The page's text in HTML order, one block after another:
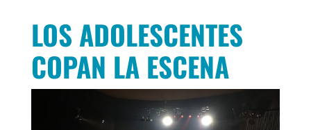
LOS ADOLESCENTES
COPAN LA ESCENA